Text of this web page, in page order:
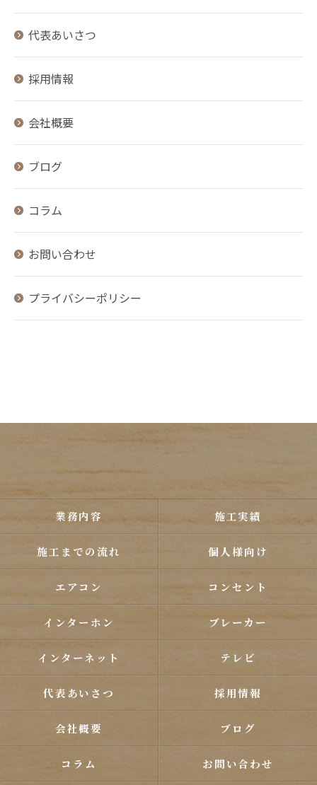
代表あいさつ
採用情報
会社概要
ブログ
コラム
お問い合わせ
プライバシーポリシー
業務内容 施工実績
施工までの流れ 個人様向け
エアコン コンセント
インターホン ブレーカー
インターネット テレビ
代表あいさつ 採用情報
会社概要 ブログ
コラム お問い合わせ